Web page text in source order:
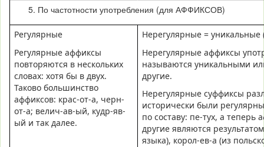
По частотности употребления (для АФФИКСОВ)
Регулярные
Регулярные аффиксы
повторяются в нескольких
словах: хотя бы в двух.
Таково большинство
аффиксов: крас-от-а, черн-
от-а; велич-ав-ый, кудр-яв-
ый и так далее.
Нерегулярные = уникальные
Нерегулярные аффиксы
называются уникальными
другие.
Нерегулярные суффиксы
исторически были
по составу: пе-тух, а теперь
другие являются
языка), корол-ев-а (из